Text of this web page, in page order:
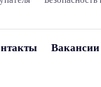
Вакансии